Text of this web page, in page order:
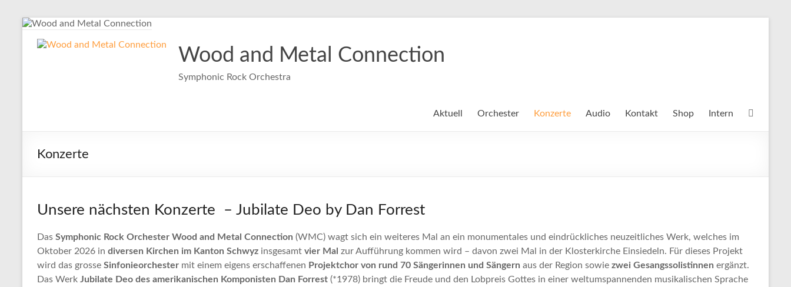
Zum
springen
Wood and Metal Connection
Symphonic Rock Orchestra
Aktuell Orchester Konzerte Audio Kontakt Shop Intern
Konzerte
Unsere nächsten Konzerte – Jubilate Deo by Dan Forrest
Das Symphonic Rock Orchester Wood and Metal Connection (WMC) wagt sich ein weiteres Mal an ein monumentales und eindrückliches neuzeitliches Werk, welches im
Oktober 2026 in diversen Kirchen im Kanton Schwyz insgesamt vier Mal zur Aufführung kommen wird – davon zwei Mal in der Klosterkirche Einsiedeln. Für dieses Projekt
wird das grosse Sinfonieorchester mit einem eigens erschaffenen Projektchor von rund 70 Sängerinnen und Sängern aus der Region sowie zwei Gesangssolistinnen ergänzt.
Das Werk Jubilate Deo des amerikanischen Komponisten Dan Forrest (*1978) bringt die Freude und den Lobpreis Gottes in einer weltumspannenden musikalischen Sprache